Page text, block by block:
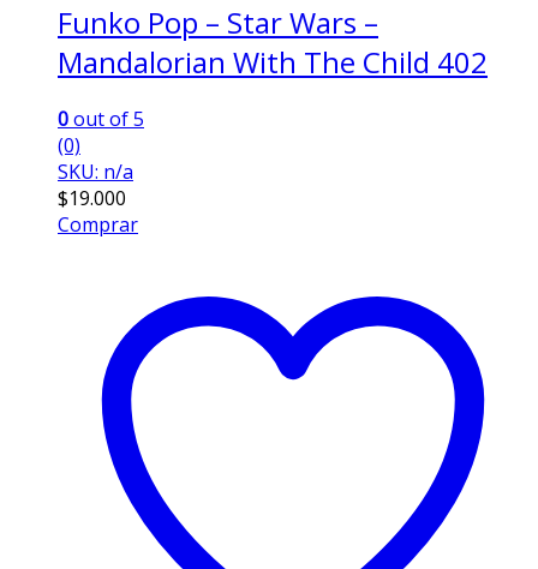
Funko Pop – Star Wars –
Mandalorian With The Child 402
0out of 5
(0)
SKU: n/a
$19.000
Comprar